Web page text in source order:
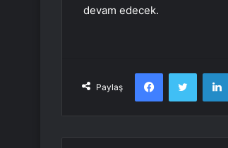
devam edecek.
Paylaş
FacebookTwitter